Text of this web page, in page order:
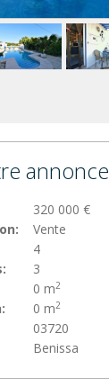
annonce
320 000 €
Vente
4
3
0 m2
0 m2
03720
Benissa